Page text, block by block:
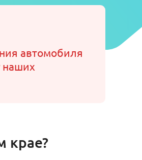
автомобиля
наших
крае?